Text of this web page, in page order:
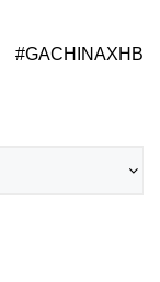
#GACHINAXHB